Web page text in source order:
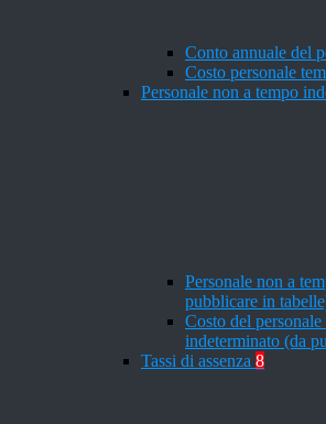
Conto annuale del
Costo personale
Personale non a tempo
Personale non a
pubblicare in
Costo del
indeterminato (da
Tassi di assenza 8